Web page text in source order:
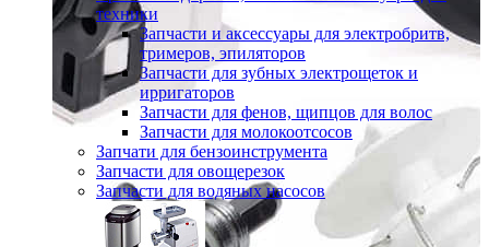
техники
Запчасти и аксессуары для электробритв,
тримеров, эпиляторов
Запчасти для зубных электрощеток и
ирригаторов
Запчасти для фенов, щипцов для волос
Запчасти для молокоотсосов
Запчати для бензоинструмента
Запчасти для овощерезок
Запчасти для водяных насосов